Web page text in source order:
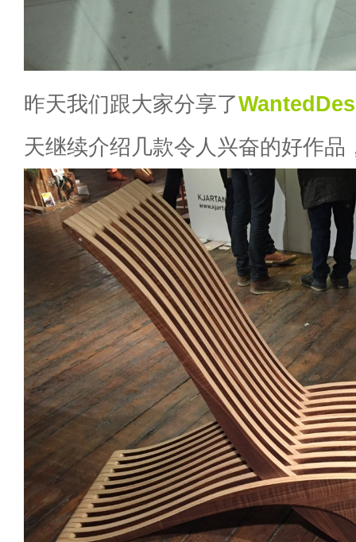
昨天我们跟大家分享了
天继续介绍几款令人兴奋的好作品